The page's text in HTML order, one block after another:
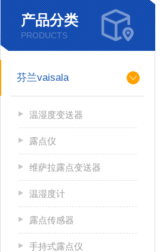
产品分类
PRODUCTS
芬兰vaisala
温湿度变送器
露点仪
维萨拉露点变送器
温湿度计
露点传感器
手持式露点仪